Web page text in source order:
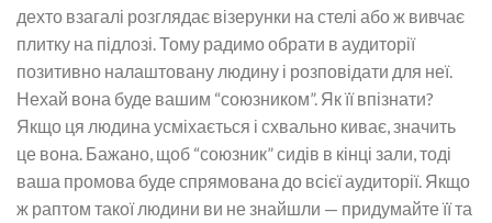
дехто взагалі розглядає візерунки на стелі або ж вивчає
плитку на підлозі. Тому радимо обрати в аудиторії
позитивно налаштовану людину і розповідати для неї.
Нехай вона буде вашим “союзником”. Як її впізнати?
Якщо ця людина усміхається і схвально киває, значить
це вона. Бажано, щоб “союзник” сидів в кінці зали, тоді
ваша промова буде спрямована до всієї аудиторії. Якщо
ж раптом такої людини ви не знайшли — придумайте її та